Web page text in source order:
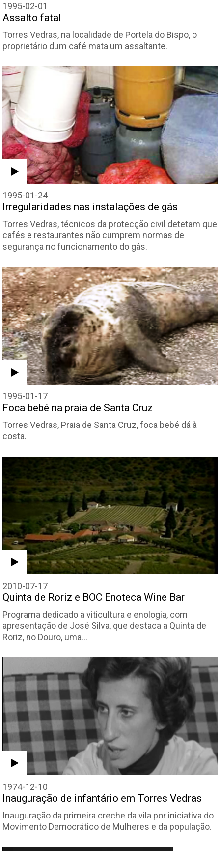
1995-02-01
Assalto fatal
Torres Vedras, na localidade de Portela do Bispo, o
proprietário dum café mata um assaltante.
1995-01-24
Irregularidades nas instalações de gás
Torres Vedras, técnicos da protecção civil detetam que
cafés e restaurantes não cumprem normas de
segurança no funcionamento do gás.
1995-01-17
Foca bebé na praia de Santa Cruz
Torres Vedras, Praia de Santa Cruz, foca bebé dá à
costa.
2010-07-17
Quinta de Roriz e BOC Enoteca Wine Bar
Programa dedicado à viticultura e enologia, com
apresentação de José Silva, que destaca a Quinta de
Roriz, no Douro, uma…
1974-12-10
Inauguração de infantário em Torres Vedras
Inauguração da primeira creche da vila por iniciativa do
Movimento Democrático de Mulheres e da população.